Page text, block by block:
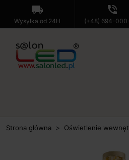
local_shipping
Wysyłka od 24H
phone_in_talk
(+48) 694-
Strona główna Oświetlenie